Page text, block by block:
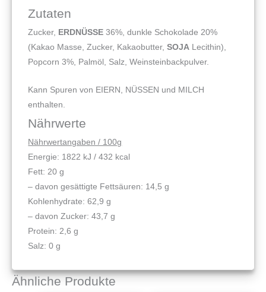
Zutaten
Zucker, ERDNÜSSE 36%, dunkle Schokolade 20%
(Kakao Masse, Zucker, Kakaobutter,SOJA Lecithin),
Popcorn 3%, Palmöl, Salz, Weinsteinbackpulver.
Kann Spuren von EIERN, NÜSSEN und MILCH
enthalten.
Nährwerte
Nährwertangaben / 100g
Energie: 1822 kJ / 432 kcal
Fett: 20 g
– davon gesättigte Fettsäuren: 14,5 g
Kohlenhydrate: 62,9 g
– davon Zucker: 43,7 g
Protein: 2,6 g
Salz: 0 g
Ähnliche Produkte